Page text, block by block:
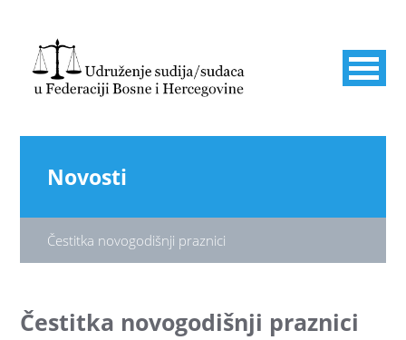
Novosti
Čestitka novogodišnji praznici
Čestitka novogodišnji praznici